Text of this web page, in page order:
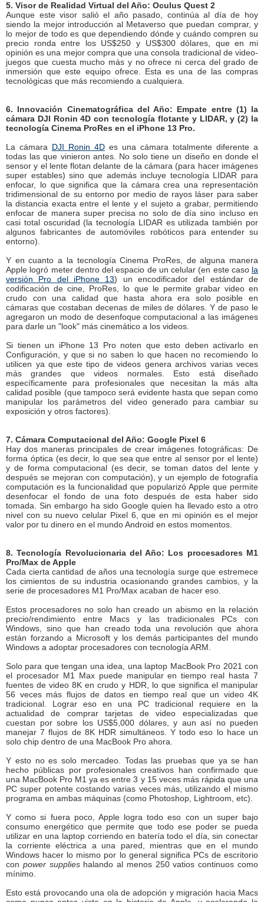
5. Visor de Realidad Virtual del Año: Oculus Quest 2
Aunque este visor salió el año pasado, continúa al día de hoy
siendo la mejor introducción al Metaverso que puedan comprar, y
lo mejor de todo es que dependiendo dónde y cuándo compren su
precio ronda entre los US$250 y US$300 dólares, que en mi
opinión es una mejor compra que una consola tradicional de video-
juegos que cuesta mucho más y no ofrece ni cerca del grado de
inmersión que este equipo ofrece. Esta es una de las compras
tecnológicas que más recomiendo a cualquiera.
6. Innovación Cinematográfica del Año: Empate entre (1) la
cámara DJI Ronin 4D con tecnología flotante y LIDAR, y (2) la
tecnología Cinema ProRes en el iPhone 13 Pro.
La cámara DJI Ronin 4D es una cámara totalmente diferente a
todas las que vinieron antes. No solo tiene un diseño en donde el
sensor y el lente flotan delante de la cámara (para hacer imágenes
super estables) sino que además incluye tecnología LIDAR para
enfocar, lo que significa que la cámara crea una representación
tridimensional de su entorno por medio de rayos láser para saber
la distancia exacta entre el lente y el sujeto a grabar, permitiendo
enfocar de manera super precisa no solo de día sino incluso en
casi total oscuridad (la tecnología LIDAR es utilizada también por
algunos fabricantes de automóviles robóticos para entender su
entorno).
Y en cuanto a la tecnología Cinema ProRes, de alguna manera
Apple logró meter dentro del espacio de un celular (en este caso la
versión Pro del iPhone 13) un encodificador del estándar de
codificación de cine, ProRes, lo que le permite grabar video en
crudo con una calidad que hasta ahora era solo posible en
cámaras que costaban decenas de miles de dólares. Y de paso le
agregaron un modo de desenfoque computacional a las imágenes
para darle un "look" más cinemático a los videos.
Si tienen un iPhone 13 Pro noten que esto deben activarlo en
Configuración, y que si no saben lo que hacen no recomiendo lo
utilicen ya que este tipo de videos genera archivos varias veces
más grandes que videos normales. Esto está diseñado
específicamente para profesionales que necesitan la más alta
calidad posible (que tampoco será evidente hasta que sepan como
manipular los parámetros del video generado para cambiar su
exposición y otros factores).
7. Cámara Computacional del Año: Google Pixel 6
Hay dos maneras principales de crear imágenes fotográficas: De
forma óptica (es decir, lo que sea que entre al sensor por el lente)
y de forma computacional (es decir, se toman datos del lente y
después se mejoran con computación), y un ejemplo de fotografía
computación es la funcionalidad que popularizó Apple que permite
desenfocar el fondo de una foto después de esta haber sido
tomada. Sin embargo ha sido Google quien ha llevado esto a otro
nivel con su nuevo celular Pixel 6, que en mi opinión es el mejor
valor por tu dinero en el mundo Android en estos momentos.
8. Tecnología Revolucionaria del Año: Los procesadores M1
Pro/Max de Apple
Cada cierta cantidad de años una tecnología surge que estremece
los cimientos de su industria ocasionando grandes cambios, y la
serie de procesadores M1 Pro/Max acaban de hacer eso.
Estos procesadores no solo han creado un abismo en la relación
precio/rendimiento entre Macs y las tradicionales PCs con
Windows, sino que han creado toda una revolución que ahora
están forzando a Microsoft y los demás participantes del mundo
Windows a adoptar procesadores con tecnología ARM.
Solo para que tengan una idea, una laptop MacBook Pro 2021 con
el procesador M1 Max puede manipular en tiempo real hasta 7
fuentes de video 8K en crudo y HDR, lo que significa el manipular
56 veces más flujos de datos en tiempo real que un video 4K
tradicional. Lograr eso en una PC tradicional requiere en la
actualidad de comprar tarjetas de video especializadas que
cuestan por sobre los US$5,000 dólares, y aun así no pueden
manejar 7 flujos de 8K HDR simultáneos. Y todo eso lo hace un
solo chip dentro de una MacBook Pro ahora.
Y esto no es solo mercadeo. Todas las pruebas que ya se han
hecho públicas por profesionales creativos han confirmado que
una MacBook Pro M1 ya es entre 3 y 15 veces más rápida que una
PC super potente costando varias veces más, utilizando el mismo
programa en ambas máquinas (como Photoshop, Lightroom, etc).
Y como si fuera poco, Apple logra todo eso con un super bajo
consumo energético que permite que todo ese poder se pueda
utilizar en una laptop corriendo en batería todo el día, sin conectar
la corriente eléctrica a una pared, mientras que en el mundo
Windows hacer lo mismo por lo general significa PCs de escritorio
con power supplieshalando al menos 250 vatios continuos como
mínimo.
Esto está provocando una ola de adopción y migración hacia Macs